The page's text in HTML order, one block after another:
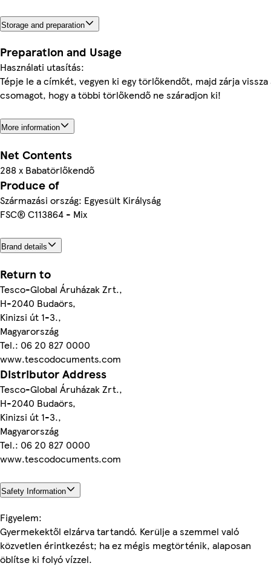
Storage and preparation
Preparation and Usage
Használati utasítás:
Tépje le a címkét, vegyen ki egy törlőkendőt, majd zárja vissza
csomagot, hogy a többi törlőkendő ne száradjon ki!
More information
Net Contents
288 x Babatörlőkendő
Produce of
Származási ország: Egyesült Királyság
FSC® C113864 - Mix
Brand details
Return to
Tesco-Global Áruházak Zrt.,
H-2040 Budaörs,
Kinizsi út 1-3.,
Magyarország
Tel.: 06 20 827 0000
www.tescodocuments.com
Distributor Address
Tesco-Global Áruházak Zrt.,
H-2040 Budaörs,
Kinizsi út 1-3.,
Magyarország
Tel.: 06 20 827 0000
www.tescodocuments.com
Safety Information
Figyelem:
Gyermekektől elzárva tartandó. Kerülje a szemmel való
közvetlen érintkezést; ha ez mégis megtörténik, alaposan
öblítse ki folyó vízzel.